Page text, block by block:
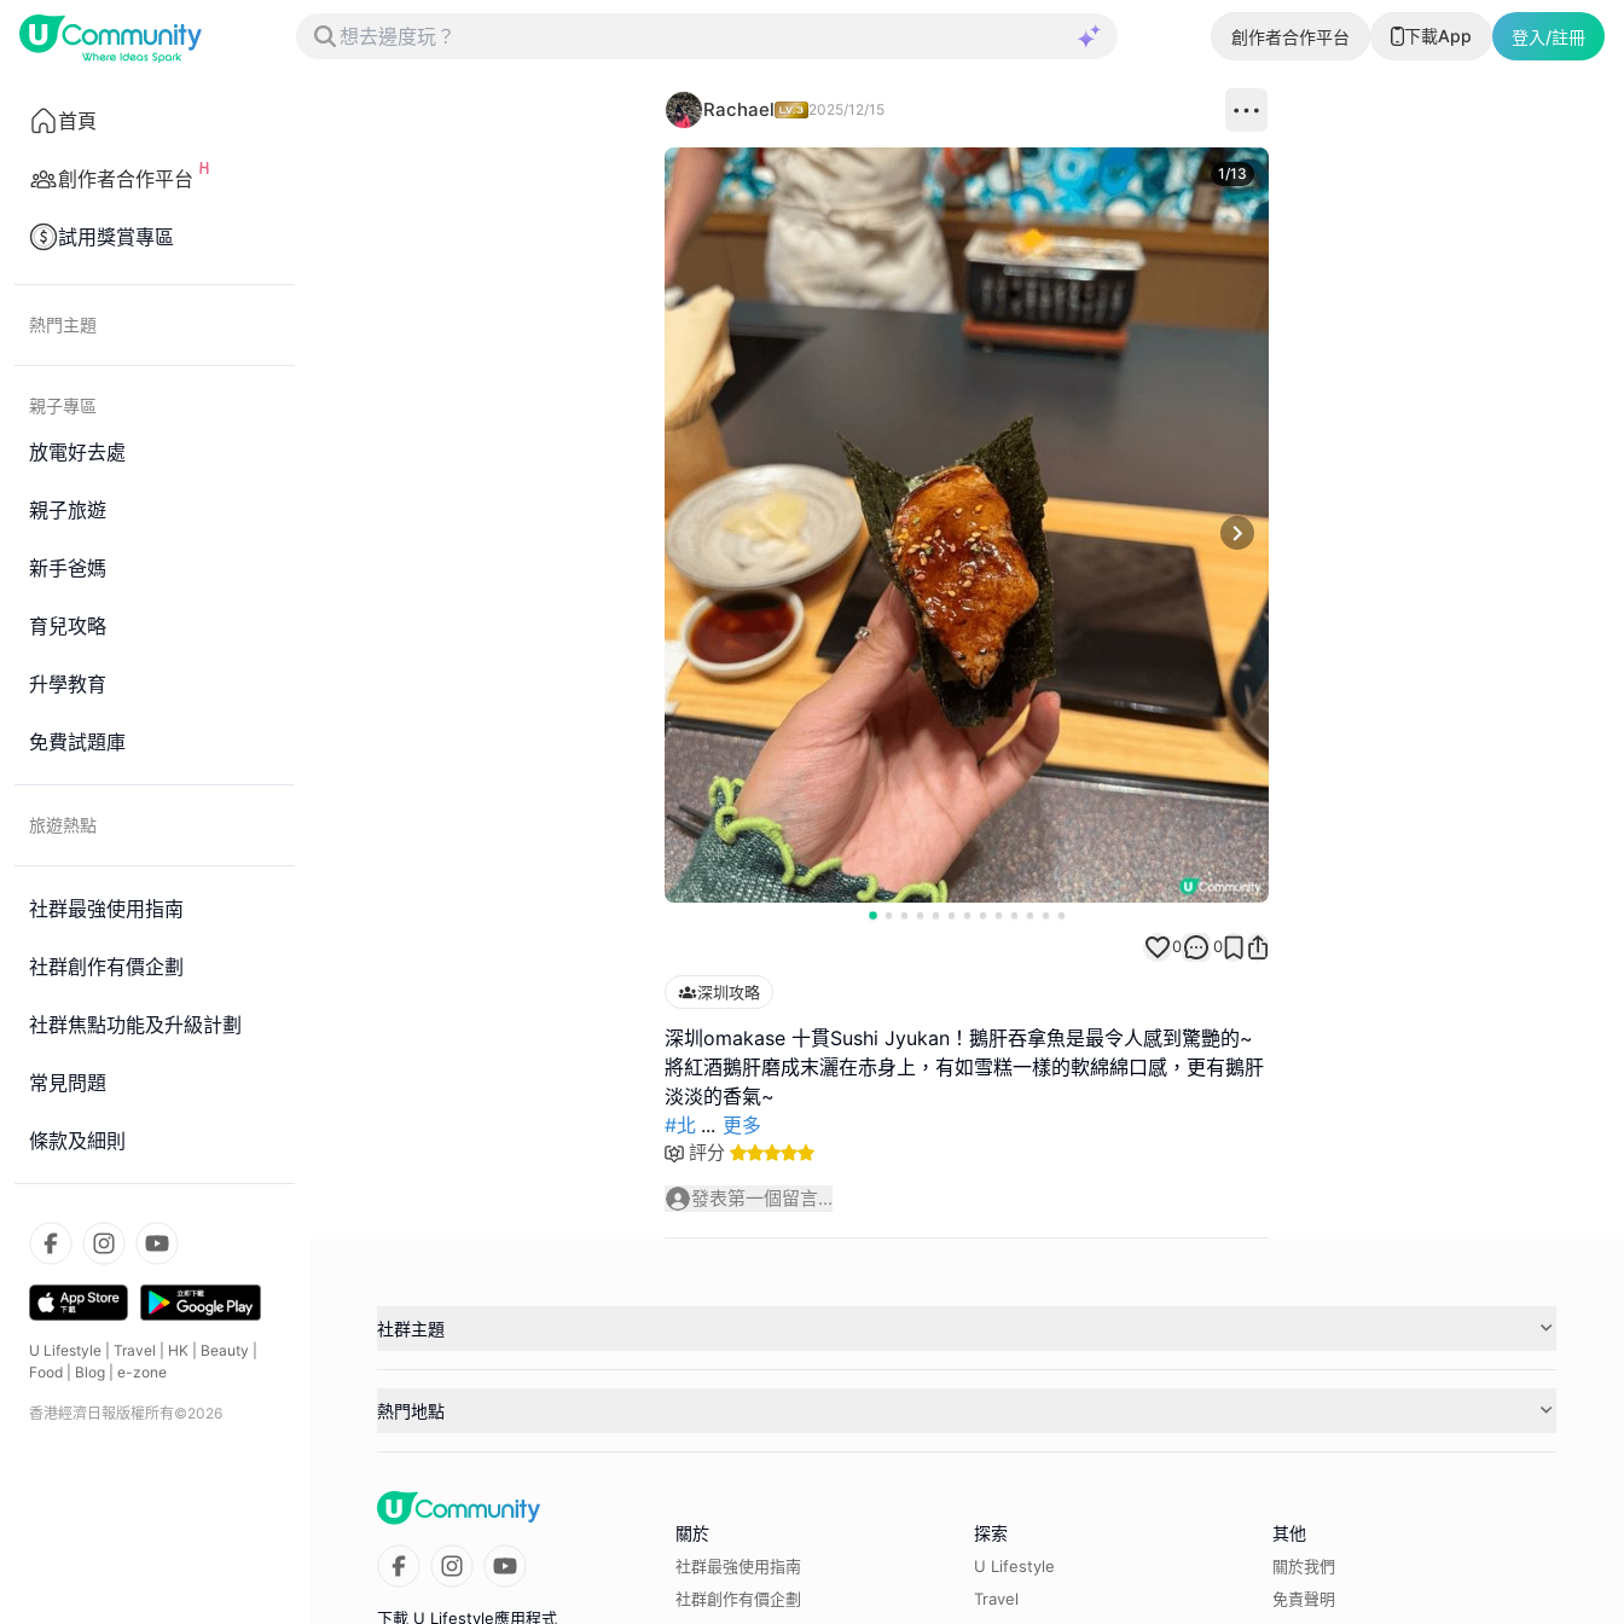
創作者合作平台 下載App 登入/註冊
首頁
創作者合作平台
試用獎賞專區
熱門主題
親子專區
放電好去處
親子旅遊
新手爸媽
育兒攻略
升學教育
免費試題庫
旅遊熱點
社群最強使用指南
社群創作有價企劃
社群焦點功能及升級計劃
常見問題
條款及細則
U Lifestyle Travel HK Beauty
Food
Blog e-zone
香港經濟日報版權所有©2026
Rachael 2025/12/15
Next slide
1/13
0 0
深圳攻略
深圳omakase 十貫Sushi Jyukan！鵝肝吞拿魚是最令人感到驚艷的~
將紅酒鵝肝磨成末灑在赤身上，有如雪糕一樣的軟綿綿口感，更有鵝肝
#北 ... 更多
評分
發表第一個留言...
社群主題
熱門地點
下載 U Lifestyle應用程式
關於
社群最強使用指南
社群創作有價企劃
探索
U Lifestyle
Travel
其他
關於我們
免責聲明